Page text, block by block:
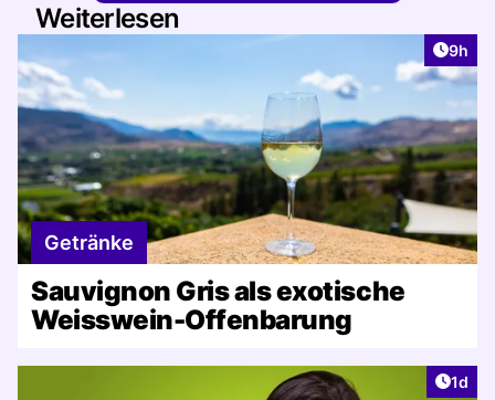
Weiterlesen
9h
Getränke
Sauvignon Gris als exotische
Weisswein-Offenbarung
1d